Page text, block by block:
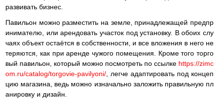
развивать бизнес.
Павильон можно разместить на земле, принадлежащей предпр
инимателю, или арендовать участок под установку. В обоих слу
чаях объект остаётся в собственности, и все вложения в него не
теряются, как при аренде чужого помещения. Кроме того торго
вый павильон, который можно посмотреть по ссылке https://zimc
om.ru/catalog/torgovie-pavilyoni/ , легче адаптировать под концеп
цию магазина, ведь можно изначально заложить правильную пл
анировку и дизайн.